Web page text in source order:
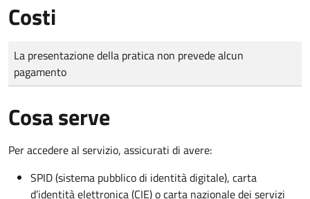
Costi
Tipo di pagamento
Importo
La presentazione della pratica non prevede alcun
pagamento
Cosa serve
Per accedere al servizio, assicurati di avere:
SPID (sistema pubblico di identità digitale), carta
d’identità elettronica (CIE) o carta nazionale dei servizi